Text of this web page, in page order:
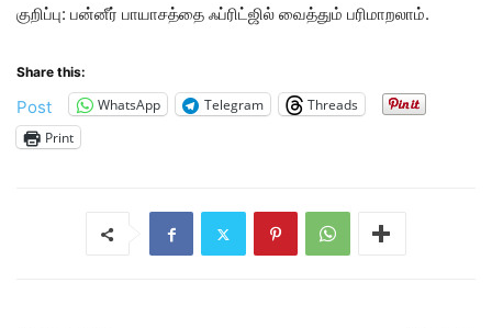
குறிப்பு: பன்னீர் பாயாசத்தை ஃப்ரிட்ஜில் வைத்தும் பரிமாறலாம்.
Share this:
Post WhatsApp Telegram
Threads
Print